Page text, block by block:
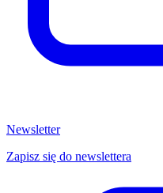
Newsletter
Zapisz się do newslettera